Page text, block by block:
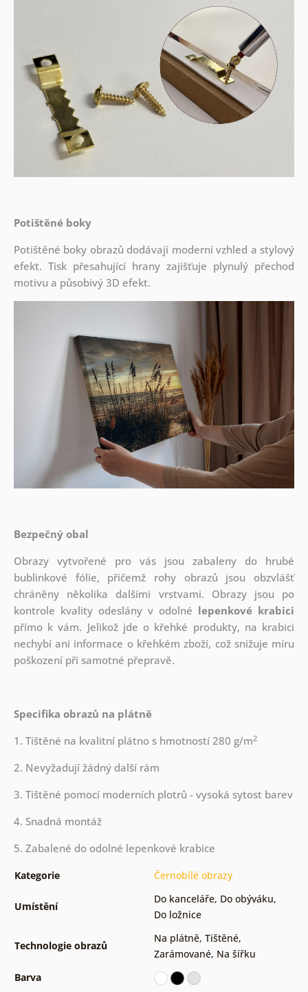
Potištěné boky
Potištěné boky obrazů dodávají moderní vzhled a stylový
efekt. Tisk přesahující hrany zajišťuje plynulý přechod
motivu a působivý 3D efekt.
Bezpečný obal
Obrazy vytvořené pro vás jsou zabaleny do hrubé
bublinkové fólie, přičemž rohy obrazů jsou obzvlášť
chráněny několika dalšími vrstvami. Obrazy jsou po
kontrole kvality odeslány v odolné lepenkové krabici
přímo k vám. Jelikož jde o křehké produkty, na krabici
nechybí ani informace o křehkém zboží, což snižuje míru
poškození při samotné přepravě.
Specifika obrazů na plátně
1. Tištěné na kvalitní plátno s hmotností 280 g/m2
2. Nevyžadují žádný další rám
3. Tištěné pomocí moderních plotrů - vysoká sytost barev
4. Snadná montáž
5. Zabalené do odolné lepenkové krabice
Kategorie Černobílé obrazy
Umístění
Do kanceláře, Do obýváku,
Do ložnice
Technologie obrazů
Na plátně, Tištěné,
Zarámované, Na šířku
Barva